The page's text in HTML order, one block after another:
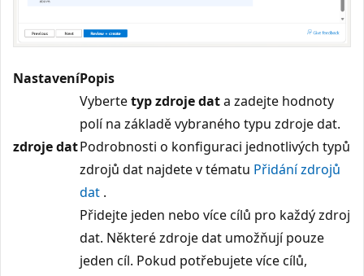
NastaveníPopis
zdroje dat
Vybertetyp zdroje data zadejte hodnoty
polí na základě vybraného typu zdroje dat.
Podrobnosti o konfiguraci jednotlivých typů
zdrojů dat najdete v tématu Přidání zdrojů
dat .
Přidejte jeden nebo více cílů pro každý zdroj
dat. Některé zdroje dat umožňují pouze
jeden cíl. Pokud potřebujete více cílů,